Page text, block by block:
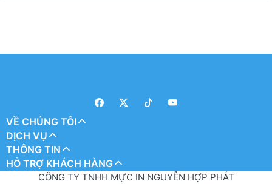
VỀ CHÚNG TÔI
DỊCH VỤ
THÔNG TIN
HỖ TRỢ KHÁCH HÀNG
CÔNG TY TNHH MỰC IN NGUYỄN HỢP PHÁT